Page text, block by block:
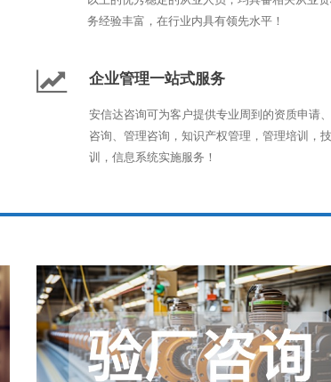
务经验丰富，在行业内具有领先水平！
企业管理一站式服务
安信达咨询可为客户提供专业周到的资质申请
咨询、管理咨询，知识产权管理，管理培训，
训，信息系统实施服务！